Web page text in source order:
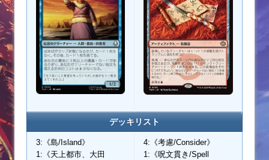
デッキリスト
3:《島/Island》
1:《天上都市、大田
4:《考慮/Consider》
1:《呪文貫き/Spell